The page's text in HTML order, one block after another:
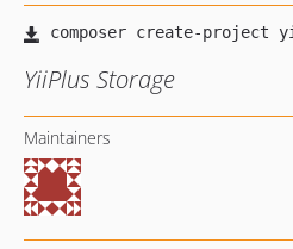
YiiPlus Storage
Maintainers